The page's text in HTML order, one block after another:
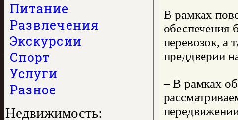
Питание
Развлечения
Экскурсии
Спорт
Услуги
Разное
Недвижимость:
В рамках
обеспечения
перевозок, а
преддверии
– В рамках